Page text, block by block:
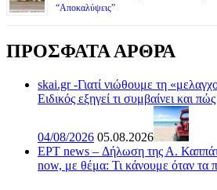
“Αποκαλύψεις”
ΠΡΟΣΦΑΤΑ ΑΡΘΡΑ
skai.gr -Γιατί νιώθουμε τη
Ειδικός εξηγεί τι συμβαίνει και
04/08/2026 05.08.2026
ΕΡΤ news – Δήλωση της Α.
now, με θέμα: Τι κάνουμε όταν τα